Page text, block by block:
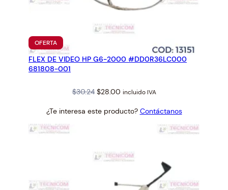
n
d
a
d
OFERTAPRODUCTO
EN
OFERTA
FLEX DE VIDEO HP G6-2000 #DD0R36LC000
681808-001
$30.24 Original
was:
$28.00Current
is:
incluido IVA
¿Te interesa este producto? Contáctanos